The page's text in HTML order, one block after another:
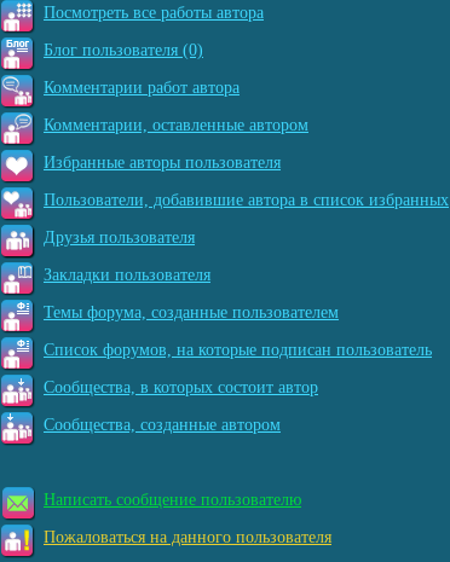
Посмотреть все работы автора
Блог пользователя (0)
Комментарии работ автора
Комментарии, оставленные автором
Избранные авторы пользователя
Пользователи, добавившие автора в список избранных
Друзья пользователя
Закладки пользователя
Темы форума, созданные пользователем
Список форумов, на которые подписан пользователь
Сообщества, в которых состоит автор
Сообщества, созданные автором
Написать сообщение пользователю
Пожаловаться на данного пользователя